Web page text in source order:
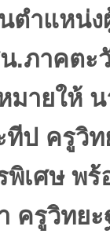
ตำแหน่
.ภาคตะ
มายให้
ป ครูวิท
เศษ พร้
ครูวิทยะ